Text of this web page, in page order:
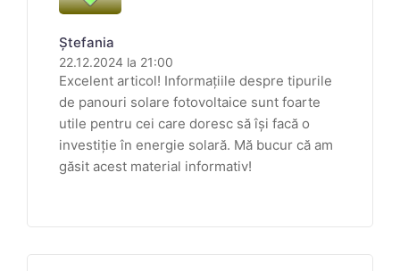
Ștefania
22.12.2024 la 21:00
Excelent articol! Informațiile despre tipurile
de panouri solare fotovoltaice sunt foarte
utile pentru cei care doresc să își facă o
investiție în energie solară. Mă bucur că am
găsit acest material informativ!